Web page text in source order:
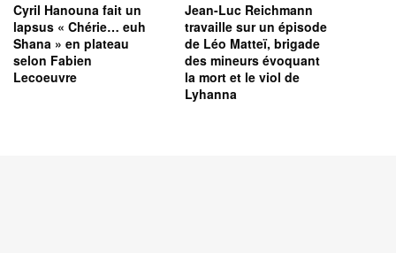
Cyril Hanouna fait un
lapsus « Chérie… euh
Shana » en plateau
selon Fabien
Lecoeuvre
Jean-Luc Reichmann
travaille sur un épisode
de Léo Matteï, brigade
des mineurs évoquant
la mort et le viol de
Lyhanna